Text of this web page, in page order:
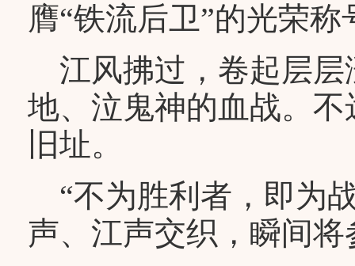
膺“铁流后卫”的光荣称
江风拂过，卷起层层
地、泣鬼神的血战。
旧址。
“不为胜利者，即为
声、江声交织，瞬间